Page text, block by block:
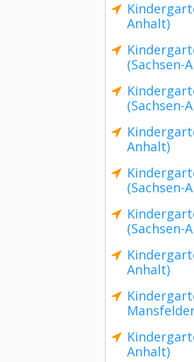
Anhalt)
(Sachsen-
(Sachsen-
Anhalt)
(Sachsen-
(Sachsen-
Anhalt)
Anhalt)